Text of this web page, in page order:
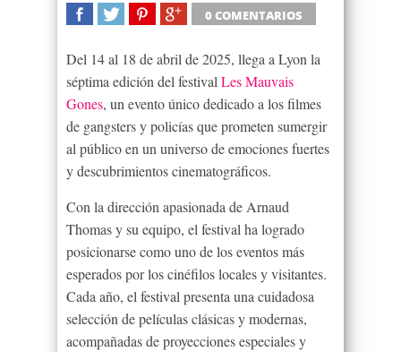
0 COMENTARIOS
Del 14 al 18 de abril de 2025, llega a Lyon la
séptima edición del festival Les Mauvais
Gones, un evento único dedicado a los filmes
de gangsters y policías que prometen sumergir
al público en un universo de emociones fuertes
y descubrimientos cinematográficos.
Con la dirección apasionada de Arnaud
Thomas y su equipo, el festival ha logrado
posicionarse como uno de los eventos más
esperados por los cinéfilos locales y visitantes.
Cada año, el festival presenta una cuidadosa
selección de películas clásicas y modernas,
acompañadas de proyecciones especiales y